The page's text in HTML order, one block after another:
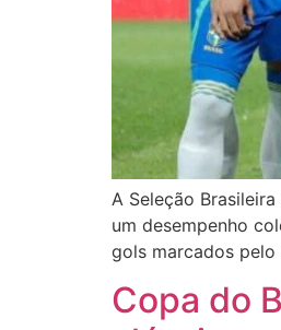
A Seleção
um desempenho
gols marcados
Copa do